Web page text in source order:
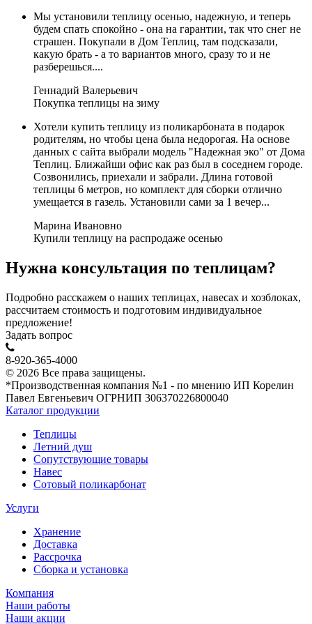
Мы установили теплицу осенью, надежную, и теперь
будем спать спокойно - она на гарантии, так что снег не
страшен. Покупали в Дом Теплиц, там подсказали,
какую брать - а то вариантов много, сразу то и не
разберешься....
Геннадий Валерьевич
Покупка теплицы на зиму
Хотели купить теплицу из поликарбоната в подарок
родителям, но чтобы цена была недорогая. На основе
данных с сайта выбрали модель "Надежная эко" от Дома
Теплиц. Ближайши офис как раз был в соседнем городе.
Созвонились, приехали и забрали. Длина готовой
теплицы 6 метров, но комплект для сборки отлично
умещается в газель. Установили сами за 1 вечер...
Марина Ивановно
Купили теплицу на распродаже осенью
Нужна консультация по теплицам?
Подробно расскажем о наших теплицах, навесах и хозблоках,
рассчитаем стоимость и подготовим индивидуальное
предложение!
Задать вопрос
8-920-365-4000
© 2026 Все права защищены.
*Производственная компания №1 - по мнению ИП Корелин
Павел Евгеньевич ОГРНИП 306370226800040
Каталог продукции
Теплицы
Летний душ
Сопутствующие товары
Навес
Сотовый поликарбонат
Услуги
Хранение
Доставка
Рассрочка
Сборка и установка
Компания
Наши работы
Наши акции